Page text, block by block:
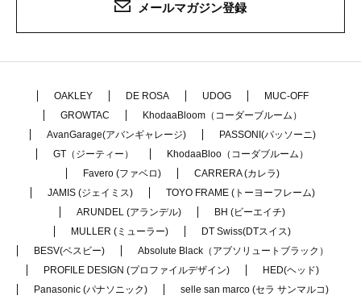
メールマガジン登録
OAKLEY DE ROSA UDOG
MUC-OFF
GROWTAC
KhodaaBloom（コーダーブルーム）
AvanGarage(アバンギャレージ)
PASSONI(パッソーニ)
GT（ジーティー）
KhodaaBloo（コーダブルーム）
Favero (ファベロ)
CARRERA (カレラ)
JAMIS (ジェイミス)
TOYO FRAME (トーヨーフレーム)
ARUNDEL (アランデル)
BH (ビーエイチ)
MULLER (ミューラー)
DT Swiss(DTスイス)
BESV(ベスビー)
Absolute Black（アブソリュートブラック）
PROFILE DESIGN (プロファイルデザイン)
HED(ヘッド)
Panasonic (パナソニック)
selle san marco (セラ サンマルコ)